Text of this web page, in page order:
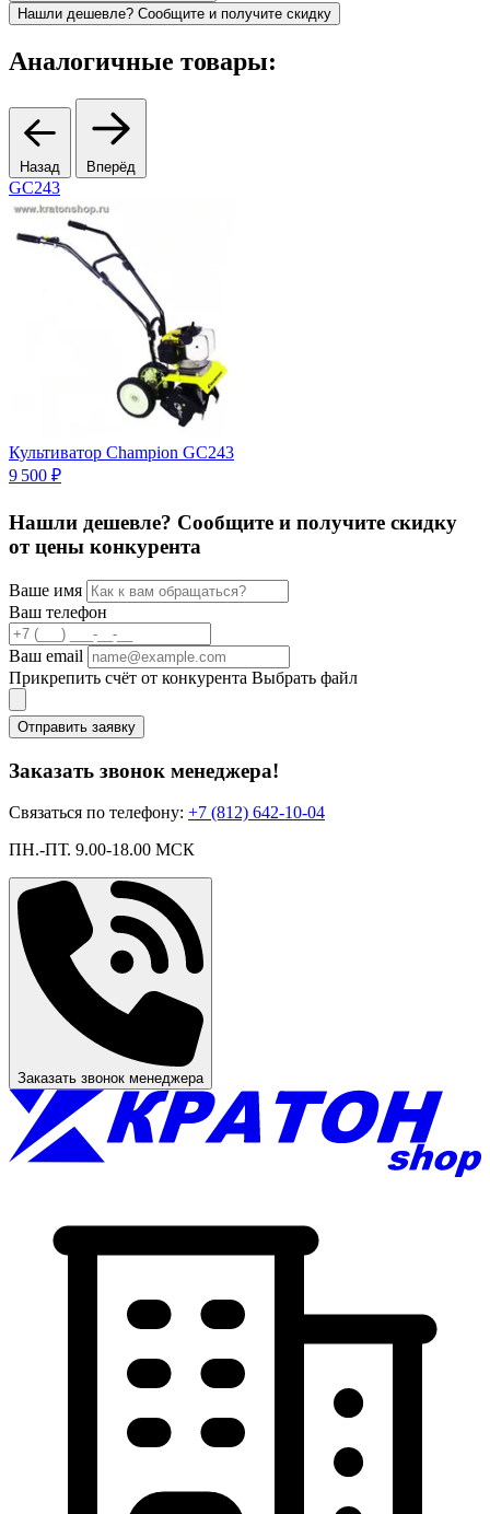
Нашли дешевле? Сообщите и получите скидку
Аналогичные товары:
Назад Вперёд
GC243
Культиватор Champion GC243
9 500 ₽
Нашли дешевле? Сообщите и получите скидку
от цены конкурента
Ваше имя
Ваш телефон
Ваш email
Прикрепить счёт от конкурента Выбрать файл
Отправить заявку
Заказать звонок менеджера!
Связаться по телефону: +7 (812) 642-10-04
ПН.-ПТ. 9.00-18.00 МСК
Заказать звонок менеджера